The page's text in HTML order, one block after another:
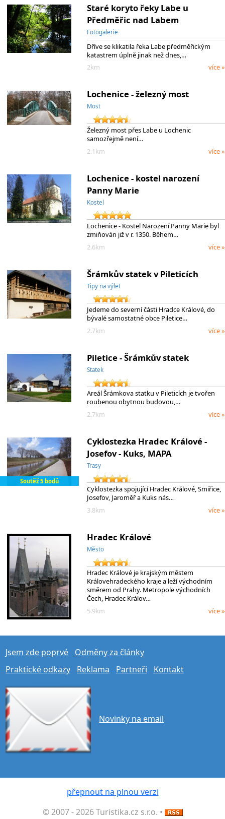
Staré koryto řeky Labe u
Předměřic nad Labem
Fotogalerie
Dříve se klikatila řeka Labe předměřickým
katastrem úplně jinak než dnes,…
2km
více »
Lochenice - železný most
Most
Železný most přes Labe u Lochenic
samozřejmě není…
2.1km
více »
Lochenice - kostel narození
Panny Marie
Kostel
Lochenice - Kostel Narození Panny Marie byl
zmiňován již v r. 1350. Během…
2.6km
více »
Šrámkův statek v Pileticích
Tipy na výlet
Jedeme do severní části Hradce Králové, do
bývalé samostatné obce Piletice…
2.7km
více »
Piletice - Šrámkův statek
Statek
Areál Šrámkova statku v Pileticích je tvořen
roubenou obytnou budovou,…
2.7km
více »
Soutěž 5 bodů
Cyklostezka Hradec Králové -
Josefov - Kuks, MAPA
Trasy
Cyklostezka spojující Hradec Králové, Smiřice,
Josefov, Jaroměř a Kuks nás…
3.8km
více »
Hradec Králové
Město
Hradec Králové je krajským městem
Královehradeckého kraje a leží východním
směrem od Prahy. Metropole východních
Čech, Hradec Králov…
5.9km
více »
Jsem zde poprvé
Odměny za články
Praktické odkazy
Reklama Partneři Kontakt
Novinky na email
přepnout na plnou verzi
© 2007 - 2026 Turistika.cz s.r.o. •